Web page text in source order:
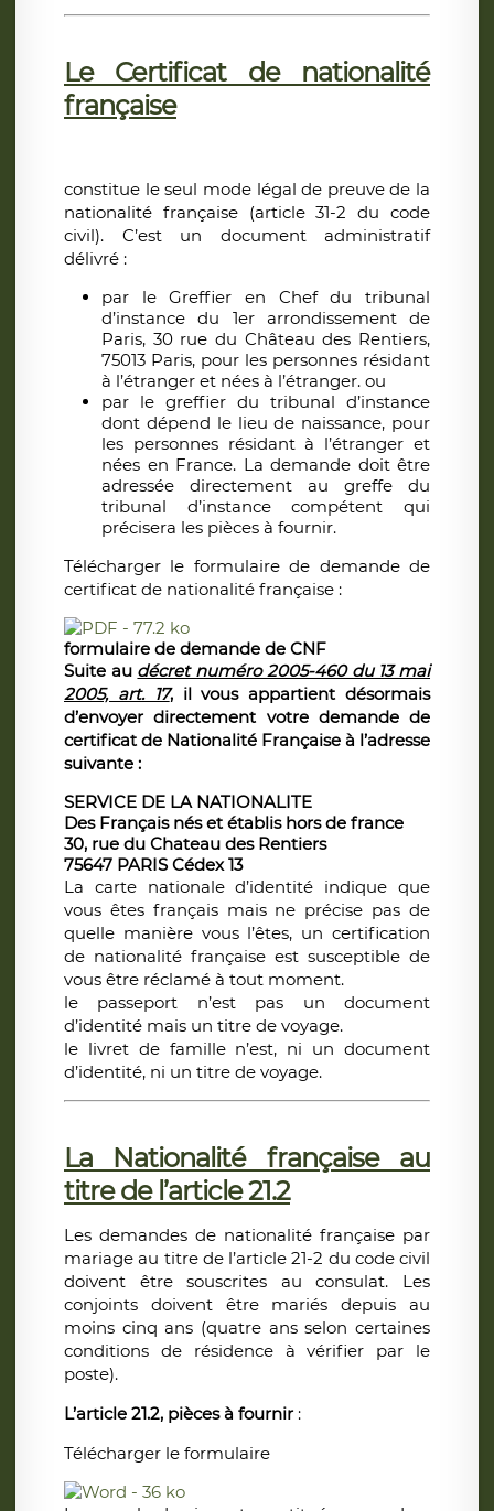
Le Certificat de nationalité
française
constitue le seul mode légal de preuve de la
nationalité française (article 31-2 du code
civil). C’est un document administratif
délivré :
par le Greffier en Chef du tribunal
d’instance du 1er arrondissement de
Paris, 30 rue du Château des Rentiers,
75013 Paris, pour les personnes résidant
à l’étranger et nées à l’étranger. ou
par le greffier du tribunal d’instance
dont dépend le lieu de naissance, pour
les personnes résidant à l’étranger et
nées en France. La demande doit être
adressée directement au greffe du
tribunal d’instance compétent qui
précisera les pièces à fournir.
Télécharger le formulaire de demande de
certificat de nationalité française :
formulaire de demande de CNF
Suite au décret numéro 2005-460 du 13 mai
2005, art. 17, il vous appartient désormais
d’envoyer directement votre demande de
certificat de Nationalité Française à l’adresse
suivante :
SERVICE DE LA NATIONALITE
Des Français nés et établis hors de france
30, rue du Chateau des Rentiers
75647 PARIS Cédex 13
La carte nationale d’identité indique que
vous êtes français mais ne précise pas de
quelle manière vous l’êtes, un certification
de nationalité française est susceptible de
vous être réclamé à tout moment.
le passeport n’est pas un document
d’identité mais un titre de voyage.
le livret de famille n’est, ni un document
d’identité, ni un titre de voyage.
La Nationalité française au
titre de l’article 21.2
Les demandes de nationalité française par
mariage au titre de l’article 21-2 du code civil
doivent être souscrites au consulat. Les
conjoints doivent être mariés depuis au
moins cinq ans (quatre ans selon certaines
conditions de résidence à vérifier par le
poste).
L’article 21.2, pièces à fournir :
Télécharger le formulaire